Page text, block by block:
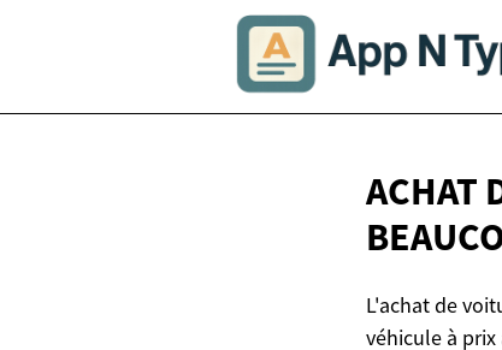
ACHAT
L'achat de
véhicule à